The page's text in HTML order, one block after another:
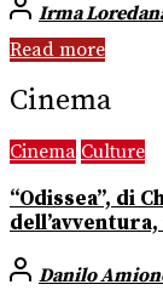
Irma
Read more
Cinema
Cinema Culture
“Odissea”, di
Danilo